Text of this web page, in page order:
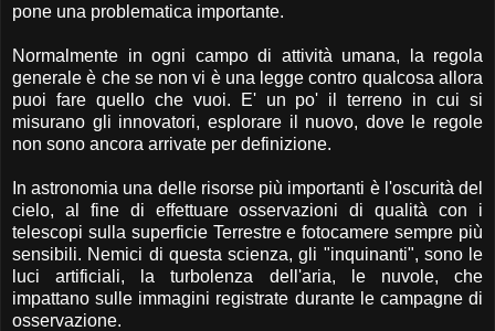
pone una problematica importante.
Normalmente in ogni campo di attività umana, la regola
generale è che se non vi è una legge contro qualcosa allora
puoi fare quello che vuoi. E' un po' il terreno in cui si
misurano gli innovatori, esplorare il nuovo, dove le regole
non sono ancora arrivate per definizione.
In astronomia una delle risorse più importanti è l'oscurità del
cielo, al fine di effettuare osservazioni di qualità con i
telescopi sulla superficie Terrestre e fotocamere sempre più
sensibili. Nemici di questa scienza, gli "inquinanti", sono le
luci artificiali, la turbolenza dell'aria, le nuvole, che
impattano sulle immagini registrate durante le campagne di
osservazione.